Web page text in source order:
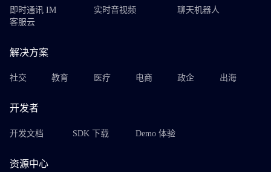
即时通讯 IM 实时音视频
聊天机器人
客服云
解决方案
社交 教育 医疗 电商 政企 出海
开发者
开发文档 SDK 下载 Demo 体验
资源中心